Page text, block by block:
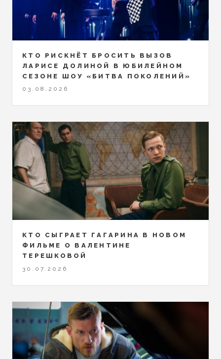
КТО РИСКНЁТ БРОСИТЬ ВЫЗОВ
ЛАРИСЕ ДОЛИНОЙ В ЮБИЛЕЙНОМ
СЕЗОНЕ ШОУ «БИТВА ПОКОЛЕНИЙ»
03.08.2026
КТО СЫГРАЕТ ГАГАРИНА В НОВОМ
ФИЛЬМЕ О ВАЛЕНТИНЕ
ТЕРЕШКОВОЙ
30.07.2026